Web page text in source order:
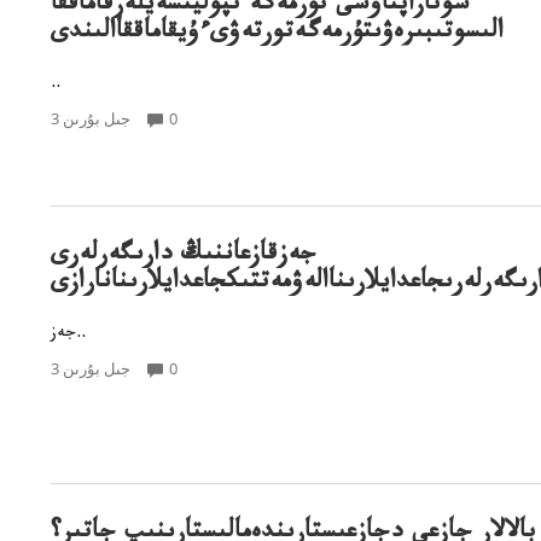
الىسوتىبىرەۋىتۇرمەگەتورتەۋىءۇيقاماققاالىندى
..
3 جىل بۇرىن 0
جەزقازعاننىڭ دارىگەرلەرى
جەز..
3 جىل بۇرىن 0